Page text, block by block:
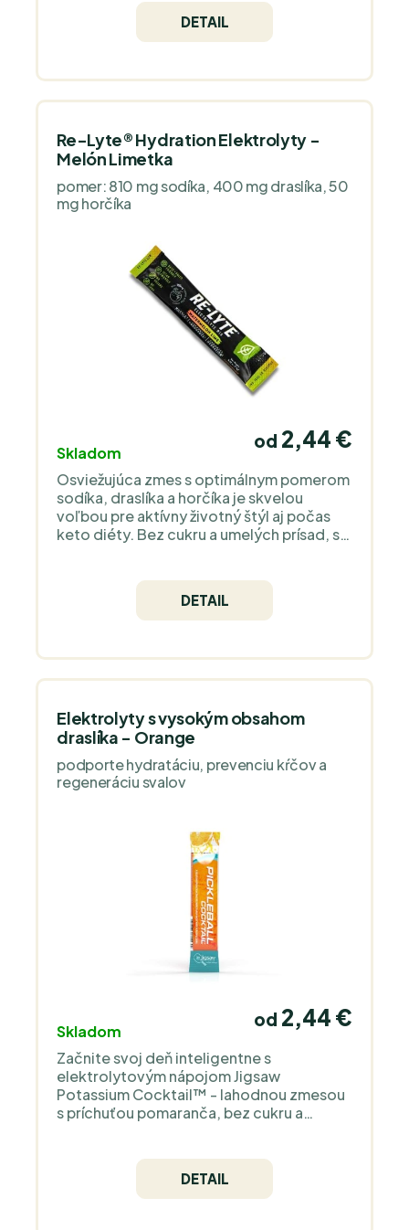
DETAIL
Re-Lyte® Hydration Elektrolyty -
Melón Limetka
pomer: 810 mg sodíka, 400 mg draslíka, 50
mg horčíka
Skladom
od 2,44 €
Osviežujúca zmes s optimálnym pomerom
sodíka, draslíka a horčíka je skvelou
voľbou pre aktívny životný štýl aj počas
keto diéty. Bez cukru a umelých prísad, s
DETAIL
Elektrolyty s vysokým obsahom
draslíka - Orange
podporte hydratáciu, prevenciu kŕčov a
regeneráciu svalov
Skladom
od 2,44 €
Začnite svoj deň inteligentne s
elektrolytovým nápojom Jigsaw
Potassium Cocktail™ - lahodnou zmesou
s príchuťou pomaranča, bez cukru a
banány, spolu s bioaktívnym horčíkom a
prírodnou morskou soľou. Podporuje
hydratáciu, predchádza kŕčom a
DETAIL